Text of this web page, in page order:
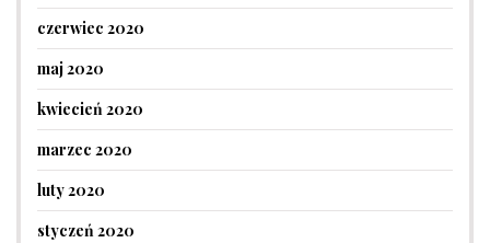
czerwiec 2020
maj 2020
kwiecień 2020
marzec 2020
luty 2020
styczeń 2020